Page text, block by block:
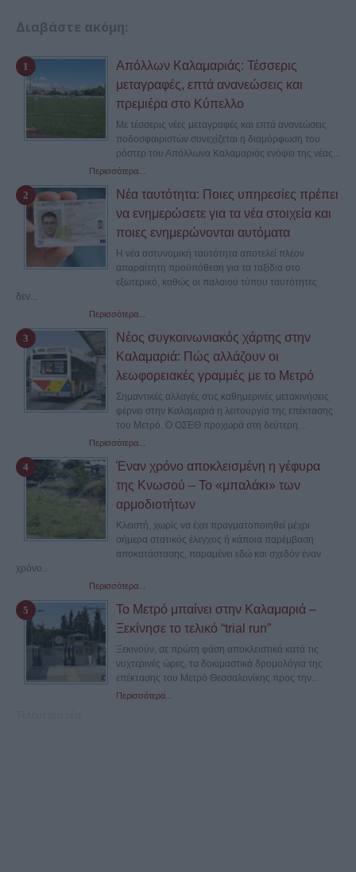
Διαβάστε ακόμη:
Απόλλων Καλαμαριάς: Τέσσερις
μεταγραφές, επτά ανανεώσεις και
πρεμιέρα στο Κύπελλο
Με τέσσερις νέες μεταγραφές και επτά ανανεώσεις
ποδοσφαιριστών συνεχίζεται η διαμόρφωση του
ρόστερ του Απόλλωνα Καλαμαριάς ενόψει της νέας...
Περισσότερα...
Νέα ταυτότητα: Ποιες υπηρεσίες πρέπει
να ενημερώσετε για τα νέα στοιχεία και
ποιες ενημερώνονται αυτόματα
Η νέα αστυνομική ταυτότητα αποτελεί πλέον
απαραίτητη προϋπόθεση για τα ταξίδια στο
εξωτερικό, καθώς οι παλαιού τύπου ταυτότητες
δεν...
Περισσότερα...
Νέος συγκοινωνιακός χάρτης στην
Καλαμαριά: Πώς αλλάζουν οι
λεωφορειακές γραμμές με το Μετρό
Σημαντικές αλλαγές στις καθημερινές μετακινήσεις
φέρνει στην Καλαμαριά η λειτουργία της επέκτασης
του Μετρό. Ο ΟΣΕΘ προχωρά στη δεύτερη...
Περισσότερα...
Έναν χρόνο αποκλεισμένη η γέφυρα
της Κνωσού – Το «μπαλάκι» των
αρμοδιοτήτων
Κλειστή, χωρίς να έχει πραγματοποιηθεί μέχρι
σήμερα στατικός έλεγχος ή κάποια παρέμβαση
αποκατάστασης, παραμένει εδώ και σχεδόν έναν
χρόνο...
Περισσότερα...
Το Μετρό μπαίνει στην Καλαμαριά –
Ξεκίνησε το τελικό “trial run”
Ξεκινούν, σε πρώτη φάση αποκλειστικά κατά τις
νυχτερινές ώρες, τα δοκιμαστικά δρομολόγια της
επέκτασης του Μετρό Θεσσαλονίκης προς την...
Περισσότερα...